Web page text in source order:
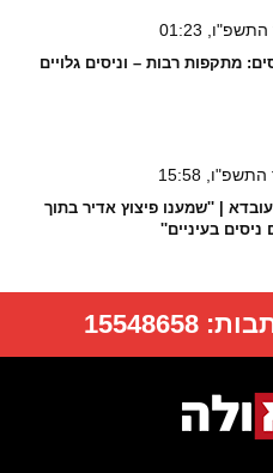
01:23
מתקפות רבות – וניסים גלויים
15:58
עובדא | ''שמענו פיצוץ אדיר בתוך
ניסים בעיניים''
15548658